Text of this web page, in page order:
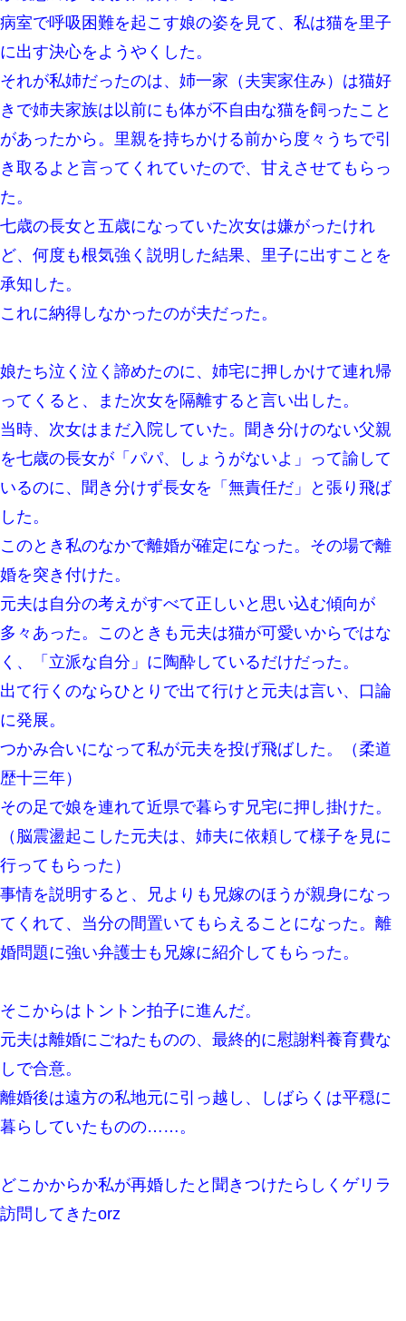
転職先が決まったので退職の意思を伝えたら。上司「無責任」
「簡単には辞めさせない」私（どうせ辞めるし…）→ 思いっきり
【戦争】不妊の俺嫁に弟嫁が2日間4歳児を託児 俺嫁はそこまで気
にしてなかったが、あまりにも子供が俺嫁に懐くので最後らへん
顔引きつってた → そして弟嫁が迎えに来た翌日…
めんだ」俺「じゃあ別れます…」→ 彼女「なんで言い返してくれ
夫の友達がBBQを定期的に開催して夫婦で参加してたんだけど、
女性側のリーダーみたいな人に「BBQは友達とやりなよ！」と言
われて…
体中に赤い蕁麻疹みたいなのができて、皮膚科にいったら「ジベ
ル薔薇色ひこう疹」という症状だと言われた
テレワーク上司「会議中はカメラ付けろ！」女社員「え、事前連
絡無しは無理」上司「いいから付けろ！」→
小学生の妹が20代の弟とチューしてるのに、見て見ぬふりの親を
見てから実家を出た。それから15年、妹が弟の子を妊娠したらし
くもう堕胎できない月なんだと母から連絡がきた…｜生活｜ワロ
タあんてな
嫁が弁護士を連れてきて「悪いと思うなら慰謝料を払って離婚し
ろ」→ 俺「完全に恐喝になってますね」「お前、これが詐欺だっ
て知ってる？」
兄の新しい嫁がやらかしすぎて辛い。当たり前のように実家や姪
の幼稚園に来る
朝起きたら嫁がいなかった。俺（嫁も嫁実家も電話に出ない…不
安だ）→ 仕事を早退して帰宅すると、嫁と嫁両親と知らない男が
２人・・・
わい(42)渋谷の夜のサービスで19の女の子にゴックンさせた結果
ｗｗｗｗｗｗｗｗ
夫に癌の余命宣告。その闘病中に長女から信じられない言葉を受
けた
ＤＮＡ検査『血縁関係０％』旦那「やっぱり托卵だったんだ…」
嫁「本当に身に覚えがない」「なにかの間違いだ！取り違え
だ！」→ 嫁「あっ」
妻と同居し始めたときから、よく妻が「どこかで音漏れしてな
い？音楽聞こえる」と言っていて…
って言ったら・・・
病室で呼吸困難を起こす娘の姿を見て、私は猫を里子
に出す決心をようやくした。
それが私姉だったのは、姉一家（夫実家住み）は猫好
きで姉夫家族は以前にも体が不自由な猫を飼ったこと
があったから。里親を持ちかける前から度々うちで引
き取るよと言ってくれていたので、甘えさせてもらっ
た。
七歳の長女と五歳になっていた次女は嫌がったけれ
ど、何度も根気強く説明した結果、里子に出すことを
承知した。
これに納得しなかったのが夫だった。
娘たち泣く泣く諦めたのに、姉宅に押しかけて連れ帰
ってくると、また次女を隔離すると言い出した。
当時、次女はまだ入院していた。聞き分けのない父親
を七歳の長女が「パパ、しょうがないよ」って諭して
いるのに、聞き分けず長女を「無責任だ」と張り飛ば
した。
このとき私のなかで離婚が確定になった。その場で離
婚を突き付けた。
元夫は自分の考えがすべて正しいと思い込む傾向が
多々あった。このときも元夫は猫が可愛いからではな
く、「立派な自分」に陶酔しているだけだった。
出て行くのならひとりで出て行けと元夫は言い、口論
に発展。
つかみ合いになって私が元夫を投げ飛ばした。（柔道
歴十三年）
その足で娘を連れて近県で暮らす兄宅に押し掛けた。
（脳震盪起こした元夫は、姉夫に依頼して様子を見に
行ってもらった）
事情を説明すると、兄よりも兄嫁のほうが親身になっ
てくれて、当分の間置いてもらえることになった。離
婚問題に強い弁護士も兄嫁に紹介してもらった。
そこからはトントン拍子に進んだ。
元夫は離婚にごねたものの、最終的に慰謝料養育費な
しで合意。
離婚後は遠方の私地元に引っ越し、しばらくは平穏に
暮らしていたものの……。
どこかからか私が再婚したと聞きつけたらしくゲリラ
訪問してきたorz